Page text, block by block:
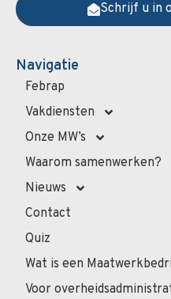
Navigatie
Febrap
Vakdiensten
Onze MW’s
Waarom samenwerken?
Nieuws
Contact
Quiz
Wat is een
Voor
Schrijf u in